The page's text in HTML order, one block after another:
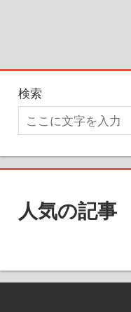
検索
人気の記事